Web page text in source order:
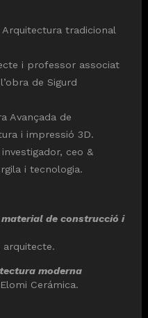
tradicional
i professor associat
de Sigurd
Avançada de
i impressió 3D.
ceo &
i tecnologia.
de construcció i
arquitecte.
moderna
Cerámica.